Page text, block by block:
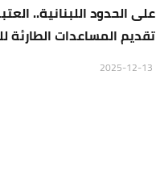
على الحدود اللبنانية..
تقديم المساعدات الطارئة